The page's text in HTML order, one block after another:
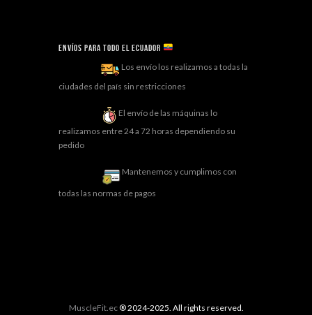
Envíos para todo el ECUADOR
Los envío los realizamos a todas la
ciudades del país sin restricciones
El envío de las máquinas lo
realizamos entre 24 a 72 horas dependiendo su
pedido
Mantenemos y cumplimos con
todas las normas de pagos
MuscleFit.ec® 2024-2025. All rights reserved.